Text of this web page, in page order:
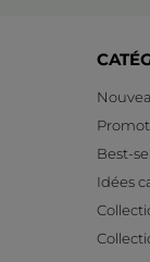
Best-
Idées